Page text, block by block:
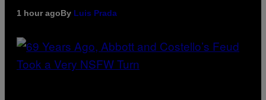
1 hour agoBy Luis Prada